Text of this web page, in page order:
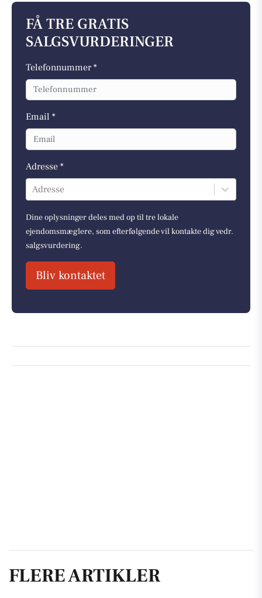
FÅ TRE GRATIS
SALGSVURDERINGER
Telefonnummer *
Email *
Adresse *
Adresse
Dine oplysninger deles med op til tre lokale
ejendomsmæglere, som efterfølgende vil kontakte dig vedr.
salgsvurdering.
Bliv kontaktet
FLERE ARTIKLER